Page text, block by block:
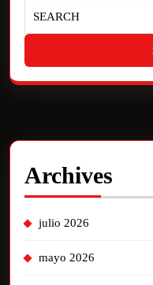
Archives
julio 2026
mayo 2026